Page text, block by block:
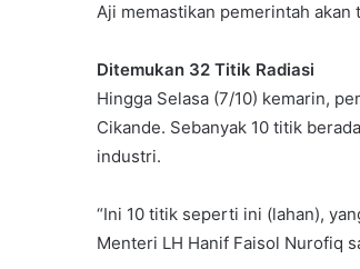
Aji memastikan pemerintah akan
Ditemukan 32 Titik Radiasi
Hingga Selasa (7/10) kemarin,
Cikande. Sebanyak 10 titik
industri.
“Ini 10 titik seperti ini (lahan),
Menteri LH Hanif Faisol Nurofiq